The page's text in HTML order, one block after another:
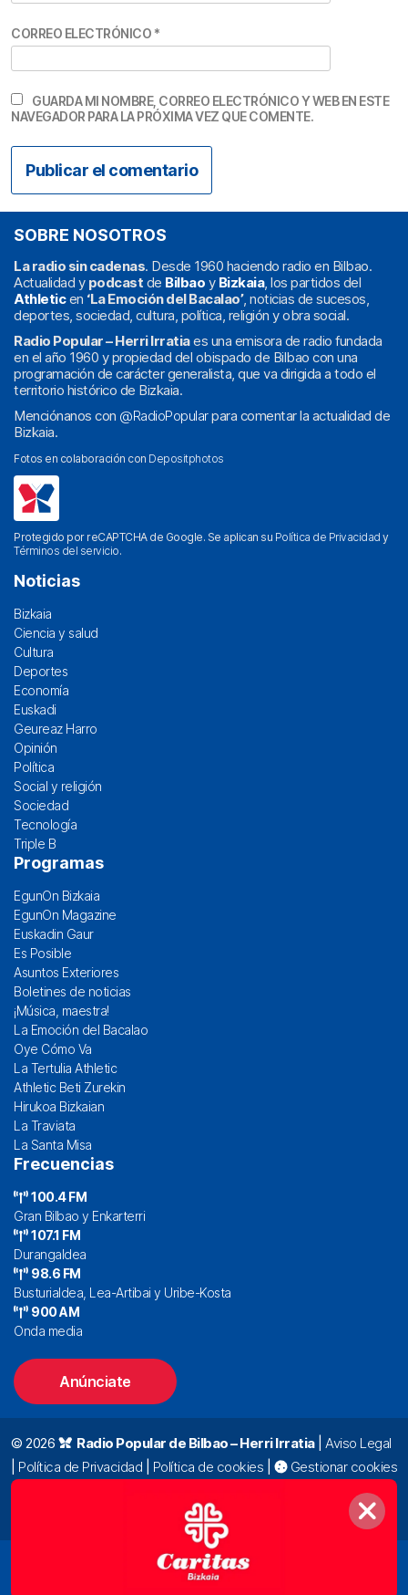
CORREO ELECTRÓNICO *
GUARDA MI NOMBRE, CORREO ELECTRÓNICO Y WEB EN ESTE
NAVEGADOR PARA LA PRÓXIMA VEZ QUE COMENTE.
SOBRE NOSOTROS
La radio sin cadenas. Desde 1960 haciendo radio en Bilbao.
Actualidad y podcast de Bilbao y Bizkaia, los partidos del
Athleticen ‘La Emoción del Bacalao’, noticias de sucesos,
deportes, sociedad, cultura, política, religión y obra social.
Radio Popular – Herri Irratiaes una emisora de radio fundada
en el año 1960 y propiedad del obispado de Bilbao con una
programación de carácter generalista, que va dirigida a todo el
territorio histórico de Bizkaia.
Menciónanos con @RadioPopularpara comentar la actualidad de
Bizkaia.
Fotos en colaboración con Depositphotos
Protegido por reCAPTCHA de Google. Se aplican su Política de Privacidad y
Términos del servicio.
Noticias
Bizkaia
Ciencia y salud
Cultura
Deportes
Economía
Euskadi
Geureaz Harro
Opinión
Política
Social y religión
Sociedad
Tecnología
Triple B
Programas
EgunOn Bizkaia
EgunOn Magazine
Euskadin Gaur
Es Posible
Asuntos Exteriores
Boletines de noticias
¡Música, maestra!
La Emoción del Bacalao
Oye Cómo Va
La Tertulia Athletic
Athletic Beti Zurekin
Hirukoa Bizkaian
La Traviata
La Santa Misa
Frecuencias
100.4 FM
Gran Bilbao y Enkarterri
107.1 FM
Durangaldea
98.6 FM
Busturialdea, Lea-Artibai y Uribe-Kosta
900 AM
Onda media
Anúnciate
© 2026 Radio Popular de Bilbao – Herri Irratia| Aviso Legal
Política de Privacidad Política de cookies
Gestionar cookies
Alda. Mazarredo, 47 – 7º 48009 Bilbao |
|